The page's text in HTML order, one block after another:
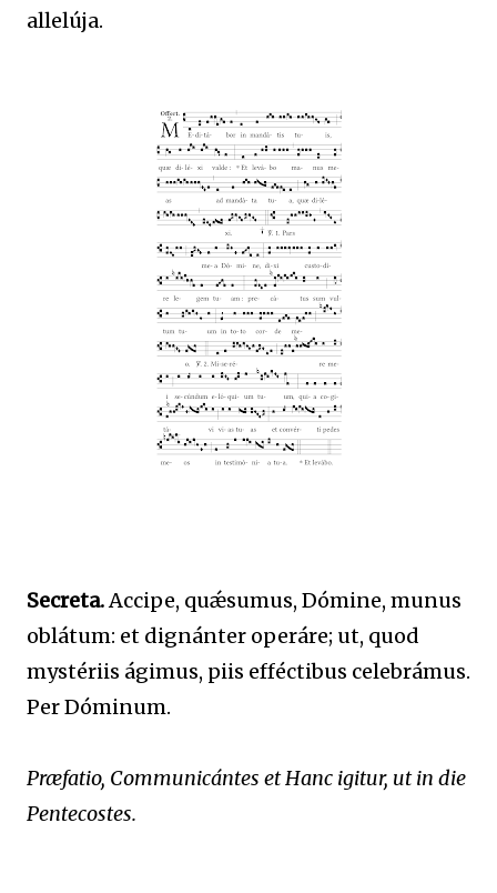
allelúja.
Secreta.Accipe, quǽsumus, Dómine, munus
oblátum: et dignánter operáre; ut, quod
mystériis ágimus, piis efféctibus celebrámus.
Per Dóminum.
Præfatio, Communicántes et Hanc igitur, ut in die
Pentecostes.